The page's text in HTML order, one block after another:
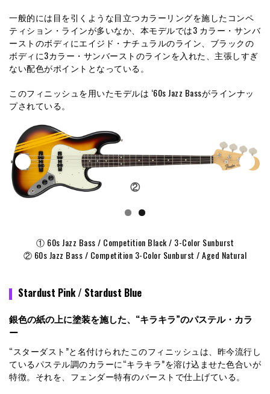
一般的には目を引くような目立つカラーリングを施したコンペ
ティション・ラインが多いなか、本モデルでは3 カラー・サンバ
ーストのボディにエイジド・ナチュラルのライン、ブラックの
ボディに3カラー・サンバーストのラインを入れた、主張しすぎ
ない配色がポイントとなっている。
このフィニッシュを用いたモデルは ‘60s Jazz Bassがラインナッ
プされている。
②
① 60s Jazz Bass / Competition Black / 3-Color Sunburst
② 60s Jazz Bass / Competition 3-Color Sunburst / Aged Natural
Stardust Pink / Stardust Blue
銀色の紙の上に塗装を施した、“キラキラ”のパステル・カラ
ー
“スターダスト”と名付けられたこのフィニッシュは、昨今流行し
ているパステル調のカラーに“キラキラ”を溶け込ませた色合いが
特徴。それを、フェンダー特有のバーストで仕上げている。